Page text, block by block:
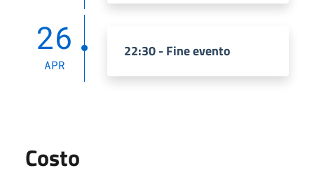
26
APR
22:30 - Fine evento
Costo